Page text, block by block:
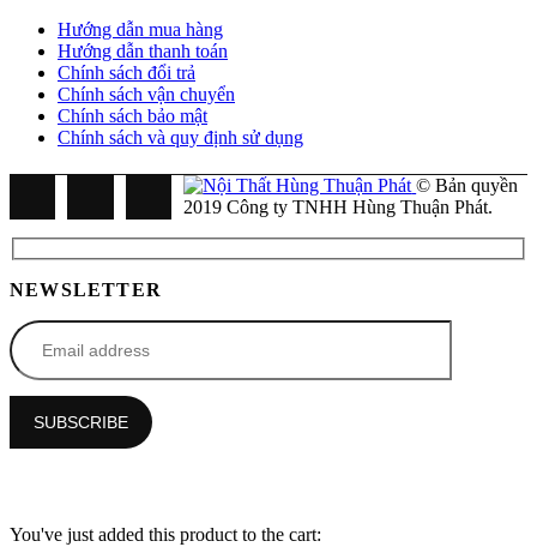
Hướng dẫn mua hàng
Hướng dẫn thanh toán
Chính sách đổi trả
Chính sách vận chuyển
Chính sách bảo mật
Chính sách và quy định sử dụng
© Bản quyền
2019 Công ty TNHH Hùng Thuận Phát.
NEWSLETTER
You've just added this product to the cart: